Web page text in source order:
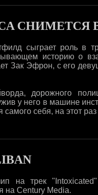
СНИМЕТСЯ
сыграет роль в
историю о
Зак Эфрон, с его
дорожного
у него в машине
себя, на этот раз
на трек
на Century Media.